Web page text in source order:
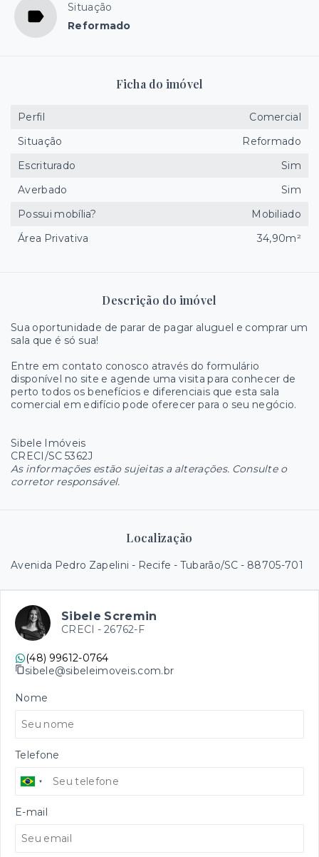
Situação
Reformado
Descrição do imóvel
Sua oportunidade de parar de pagar aluguel e comprar um
sala que é só sua!
Entre em contato conosco através do formulário
disponível no site e agende uma visita para conhecer de
perto todos os benefícios e diferenciais que esta sala
comercial em edifício pode oferecer para o seu negócio.
Sibele Imóveis
CRECI/SC 5362J
As informações estão sujeitas a alterações. Consulte o
corretor responsável.
Localização
Avenida Pedro Zapelini - Recife - Tubarão/SC - 88705-701
Ficha do imóvel
Perfil
Comercial
Situação
Reformado
Escriturado
Sim
Averbado
Sim
Possui mobília?
Mobiliado
Área Privativa
34,90m²
Sibele Scremin
CRECI - 26762-F
(48) 99612-0764
sibele@sibeleimoveis.com.br
Nome
Telefone
E-mail